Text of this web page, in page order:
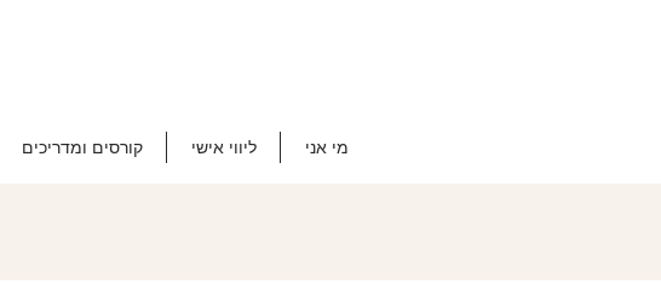
מי אני ליווי אישי קורסים ומדריכים